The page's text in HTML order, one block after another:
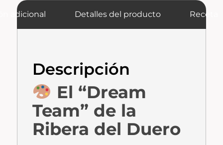
adicional Detalles del producto Receta
Descripción
El “Dream
Team” de la
Ribera del Duero